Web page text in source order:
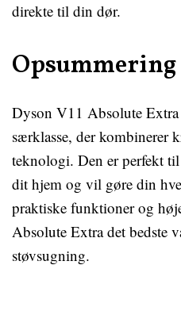
direkte til din dør.
Opsummering
Dyson V11 Absolute Extra
særklasse, der kombinerer
teknologi. Den er perfekt
dit hjem og vil gøre din
praktiske funktioner og
Absolute Extra det bedste
støvsugning.